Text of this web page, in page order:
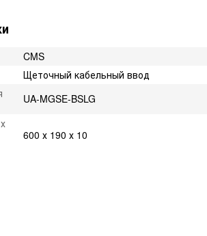
CMS
Щеточный кабельный ввод
UA-MGSE-BSLG
600 х 190 х 10